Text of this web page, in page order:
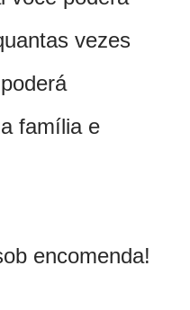
vezes
família e
encomenda!